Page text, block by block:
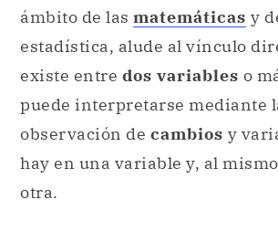
ámbito de las matemáticas y
estadística, alude al vínculo
existe entre dos variables o
puede interpretarse mediante
observación de cambios y
hay en una variable y, al
otra.